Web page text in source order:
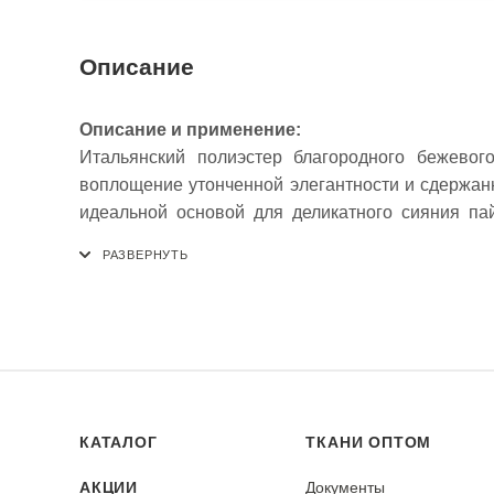
Описание
Описание и применение:
Итальянский полиэстер благородного
воплощение утонченной элегантности и
идеальной основой для деликатного сияния
использованием мягких моющих средств.
необходимости можно отпаривать с изнаночной
КАТАЛОГ
АКЦИИ
ТКАНИ ОПТОМ
Документы